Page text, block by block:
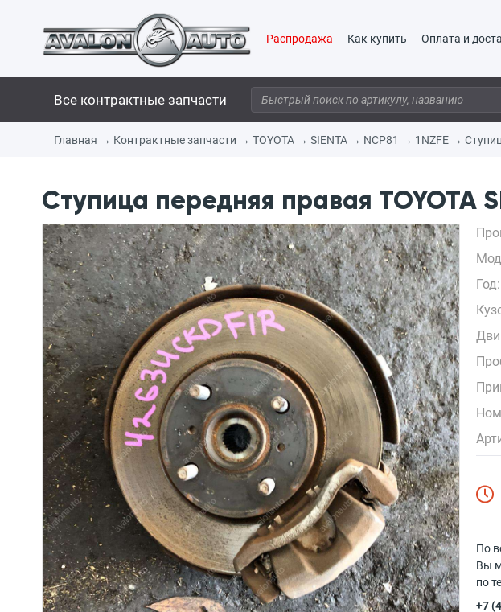
Распродажа Как купить Оплата и
Все контрактные запчасти
Главная → Контрактные запчасти → TOYOTA → SIENTA → NCP81 → 1NZFE →
Ступица передняя правая TOYOTA
Год:
По
Вы
по
+7